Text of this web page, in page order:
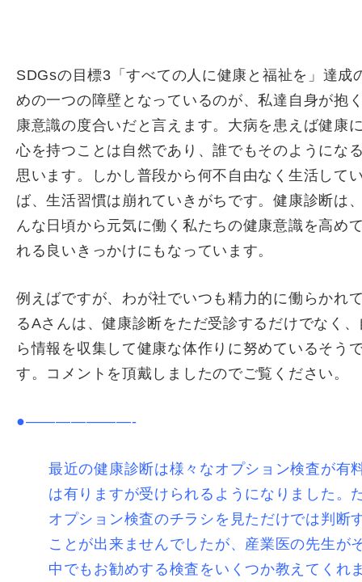
SDGsの目標3「すべての人に健康と福祉を」達成
めの一つの障壁となっているのが、私達自身が抱
康意識の度合いだと言えます。大病を患えば健康
心を持つことは自然であり、誰でもそのようにな
思います。しかし普段から何不自由なく生活して
ば、生活習慣は崩れていきがちです。健康診断は
んな日頃から元気に働く私たちの健康意識を高め
れる良いきっかけにもなっています。
例えばですが、わが社でいつも精力的に働らかれ
るAさんは、健康診断をただ受診するだけでなく
ら情報を収集して健康な体作りに努めているそう
す。コメントを頂戴しましたのでご覧ください。
●———————-
最近の健康診断は様々なオプション検査が有
は有りますが受けられるようになりました。
オプション検査のチラシを見ただけでは判断
ことが出来ませんでしたが、産業医の先生が
中でもお勧めする検査をいくつか教えてくれ